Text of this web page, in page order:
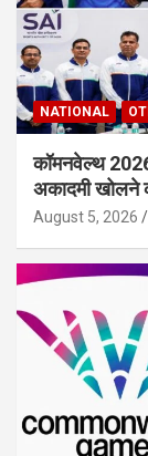
NATIONAL
कॉमनवेल्थ
अकादमी खोलने
August 5, 2026